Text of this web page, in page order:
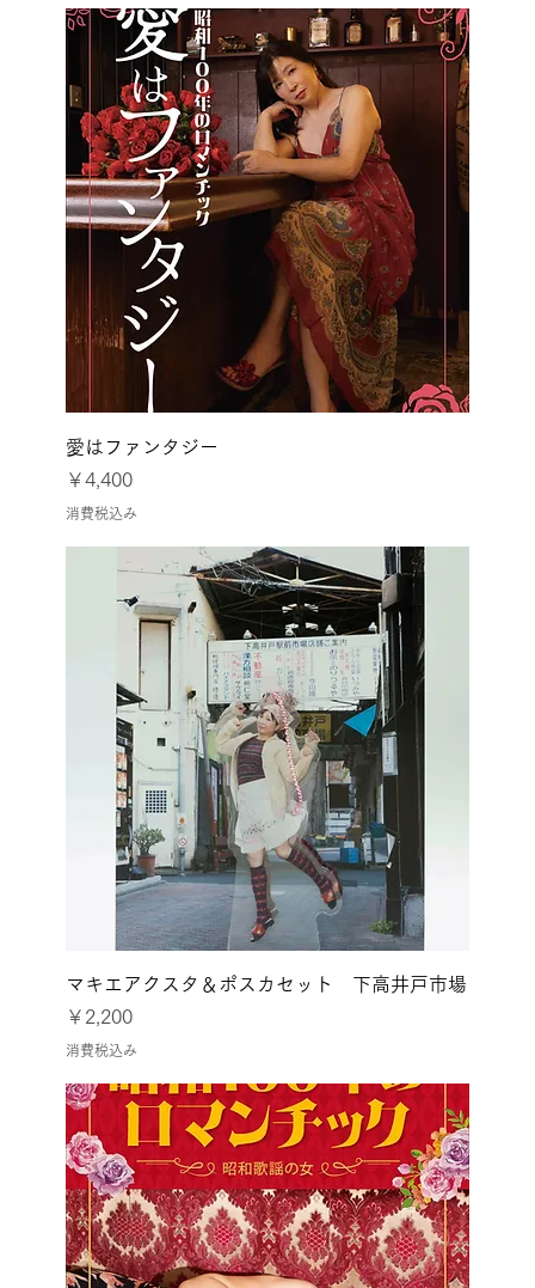
愛はファンタジー
価格
￥4,400
消費税込み
マキエアクスタ＆ポスカセット 下高井戸市場
価格
￥2,200
消費税込み